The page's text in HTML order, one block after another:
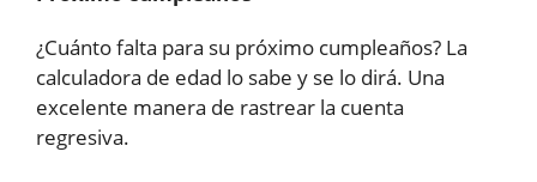
¿Cuánto falta para su próximo cumpleaños? La
calculadora de edad lo sabe y se lo dirá. Una
excelente manera de rastrear la cuenta
regresiva.